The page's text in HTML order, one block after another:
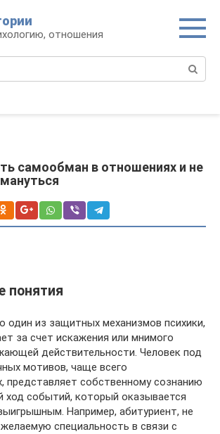
отношения
самообман в отношениях и не
понятия
один из защитных механизмов психики,
за счет искажения или мнимого
действительности. Человек под
мотивов, чаще всего
представляет собственному сознанию
ход событий, который оказывается
Например, абитуриент, не
специальность в связи с